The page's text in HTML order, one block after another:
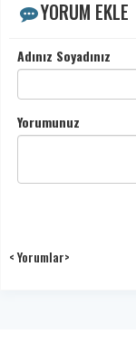
YORUM EKLE
Adınız Soyadınız
Yorumunuz
< Yorumlar>